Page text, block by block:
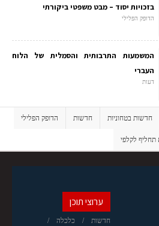
בזכויות יסוד – מבט משפטי ביקורתי
הדופק הפלילי
המשמעות התרבותית והסמלית של הלוח
העברי
דעות
חדשות בטחוניות חדשות הדופק הפלילי
תחליף לקלפי
ערוצי תוכן
חדשות כלכלה